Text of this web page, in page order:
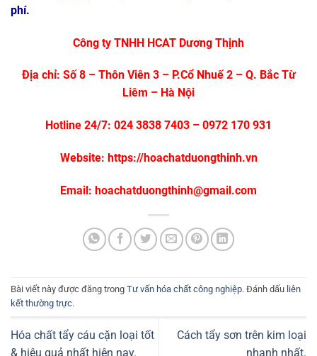
phí.
Công ty TNHH HCAT Dương Thịnh
Địa chỉ: Số 8 – Thôn Viên 3 – P.Cổ Nhuế 2 – Q. Bắc Từ
Liêm – Hà Nội
Hotline 24/7: 024 3838 7403 – 0972 170 931
Website: https://hoachatduongthinh.vn
Email: hoachatduongthinh@gmail.com
Bài viết này được đăng trong Tư vấn hóa chất công nghiệp. Đánh dấu liên
kết thường trực.
Hóa chất tẩy cáu cặn loại tốt
& hiệu quả nhất hiện nay.
Cách tẩy sơn trên kim loại
nhanh nhất.